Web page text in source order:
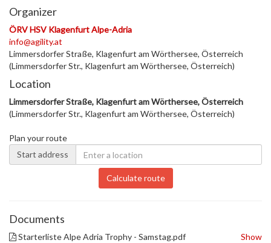
Organizer
ÖRV HSV Klagenfurt Alpe-Adria
info@agility.at
Limmersdorfer Straße, Klagenfurt am Wörthersee, Österreich
(Limmersdorfer Str., Klagenfurt am Wörthersee, Österreich)
Location
Limmersdorfer Straße, Klagenfurt am Wörthersee, Österreich
(Limmersdorfer Str., Klagenfurt am Wörthersee, Österreich)
Plan your route
Start address
Calculate route
Documents
Starterliste Alpe Adria Trophy - Samstag.pdf
Show